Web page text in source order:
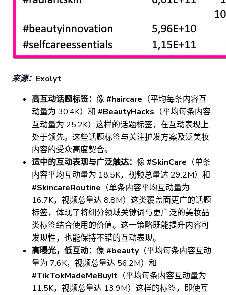
来源：Exolyt
高互动话题标签： 像 #haircare （平均每条内容互
动量为 30.4K）和 #BeautyHacks （平均每条内容
互动量为 25.2K）这样的话题标签，在互动表现上
处于领先。这些话题标签与关注护发方案及泛美妆
内容的受众高度契合。
适中的互动表现与广泛触达： 像 #SkinCare （单条
内容平均互动量为 18.5K，视频总量达 29.2M）和
#SkincareRoutine （单条内容平均互动量为
16.7K，视频总量达 8.8M）这类覆盖面更广的话题
标签，体现了将细分领域关键词与更广泛的美妆品
类标签结合使用的价值。这一策略既能提升内容可
发现性，也能保持不错的互动表现。
高曝光，低互动： 像 #beauty（平均每条内容互动
量为 7.6K，视频总量达 56.2M）和
#TikTokMadeMeBuyIt （平均每条内容互动量为
11.5K，视频总量达 13.9M）这样的标签，即使互